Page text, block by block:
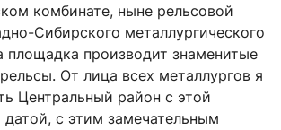
комбинате, ныне рельсовой
Сибирского металлургического
площадка производит знаменитые
От лица всех металлургов я
Центральный район с этой
датой, с этим замечательным